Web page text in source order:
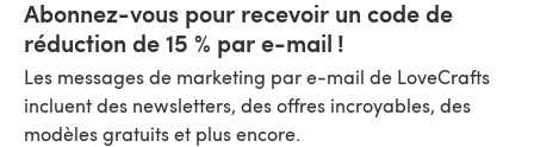
Abonnez-vous pour recevoir un code de
réduction de 15 % par e-mail !
Les messages de marketing par e-mail de LoveCrafts
incluent des newsletters, des offres incroyables, des
modèles gratuits et plus encore.